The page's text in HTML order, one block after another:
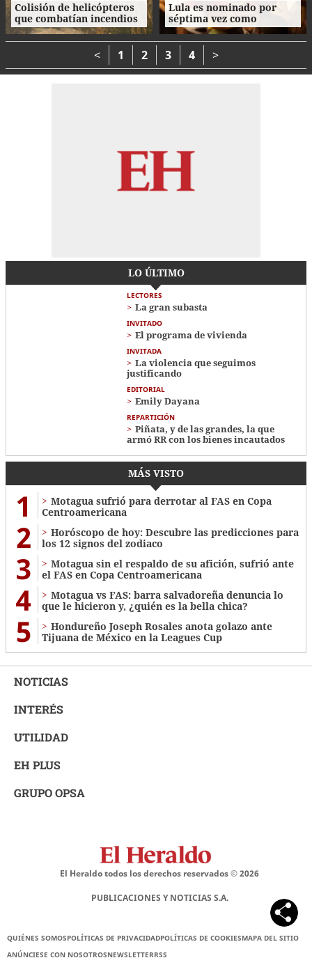
Colisión de helicópteros
que combatían incendios
en Grecia deja dos
muertos
Lula es nominado por
séptima vez como
candidato presidencial en
Brasil
< 1 2 3 4 >
LO ÚLTIMO
LECTORES
La gran subasta
INVITADO
El programa de vivienda
INVITADA
La violencia que seguimos
justificando
EDITORIAL
Emily Dayana
REPARTICIÓN
Piñata, y de las grandes, la que
armó RR con los bienes incautados
MÁS VISTO
1
Motagua sufrió para derrotar al FAS en Copa
Centroamericana
2
Horóscopo de hoy: Descubre las predicciones para
los 12 signos del zodiaco
3
Motagua sin el respaldo de su afición, sufrió ante
el FAS en Copa Centroamericana
4
Motagua vs FAS: barra salvadoreña denuncia lo
que le hicieron y, ¿quién es la bella chica?
5
Hondureño Joseph Rosales anota golazo ante
Tijuana de México en la Leagues Cup
NOTICIAS
INTERÉS
UTILIDAD
EH PLUS
GRUPO OPSA
El Heraldo todos los derechos reservados ©2026
PUBLICACIONES Y NOTICIAS S.A.
QUIÉNES SOMOSPOLÍTICAS DE PRIVACIDADPOLÍTICAS DE COOKIESMAPA DEL SITIO
ANÚNCIESE CON NOSOTROSNEWSLETTERRSS